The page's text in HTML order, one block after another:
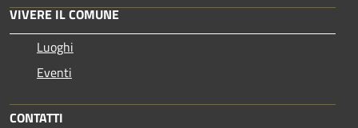
VIVERE IL COMUNE
Luoghi
Eventi
CONTATTI